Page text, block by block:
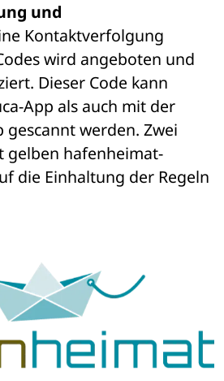
und
Kontaktverfolgung
wird angeboten und
Dieser Code kann
App als auch mit der
gescannt werden. Zwei
gelben hafenheimat-
die Einhaltung der Regeln